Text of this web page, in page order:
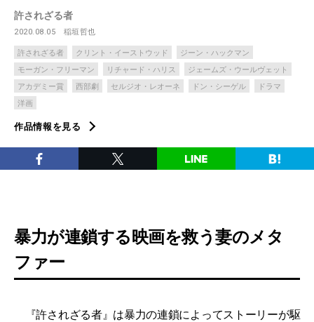
許されざる者
2020.08.05 稲垣哲也
許されざる者 クリント・イーストウッド
ジーン・ハックマン
モーガン・フリーマン
リチャード・ハリス
ジェームズ・ウールヴェット
アカデミー賞
西部劇 セルジオ・レオーネ ドン・シーゲル
ドラマ
洋画
作品情報を見る
暴力が連鎖する映画を救う妻のメタ
ファー
『許されざる者』は暴力の連鎖によってストーリーが駆